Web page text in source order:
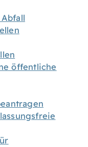
öffentliche